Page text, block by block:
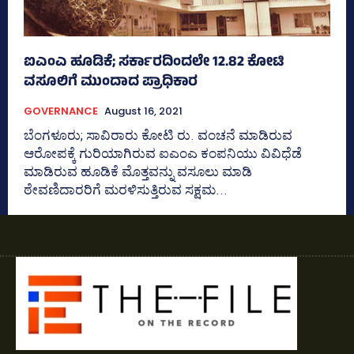
ಐಎಂಎ ಹೂಡಿಕೆ; ಸರ್ಕಾರದಿಂದಲೇ 12.82 ಕೋಟಿ
ವಸೂಲಿಗೆ ಮುಂದಾದ ಪ್ರಾಧಿಕಾರ
GOVERNANCE August 16, 2021
ಬೆಂಗಳೂರು; ಸಾವಿರಾರು ಕೋಟಿ ರು. ವಂಚನೆ ಮಾಡಿರುವ
ಆರೋಪಕ್ಕೆ ಗುರಿಯಾಗಿರುವ ಐಎಂಎ ಕಂಪನಿಯು ವಿವಿಧೆಡೆ
ಮಾಡಿರುವ ಹೂಡಿಕೆ ಮೊತ್ತವನ್ನು ವಸೂಲು ಮಾಡಿ
ಠೇವಣಿದಾರರಿಗೆ ಮರಳಿಸುತ್ತಿರುವ ಸಕ್ಷಮ...